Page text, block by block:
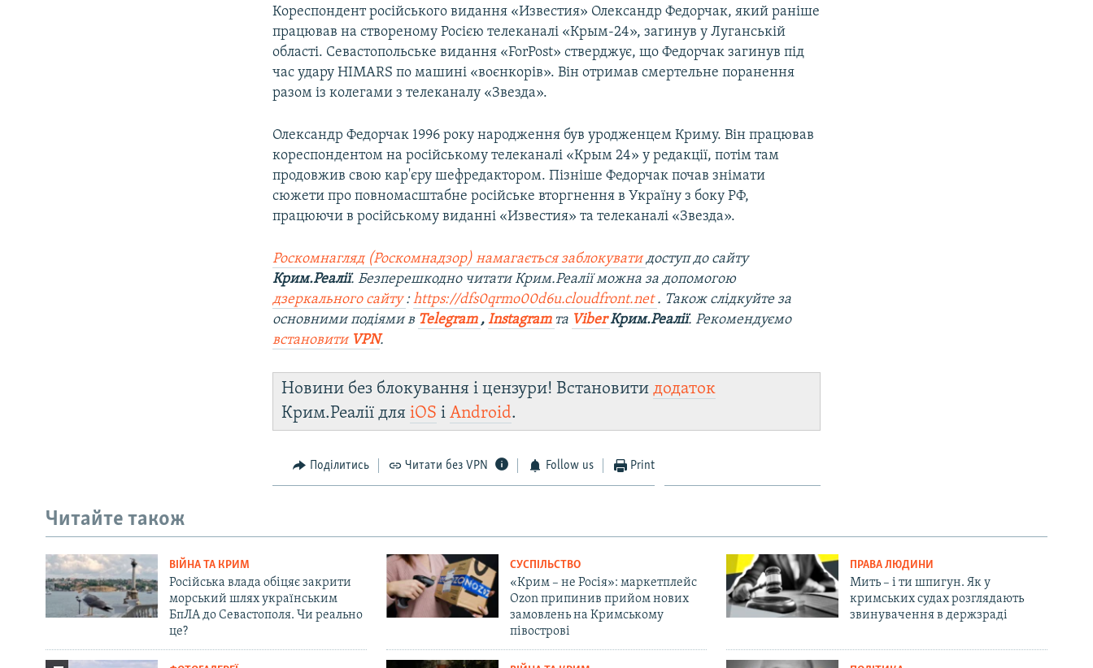
Кореспондент російського видання «Известия» Олександр Федорчак, який раніше
працював на створеному Росією телеканалі «Крым-24», загинув у Луганській
області. Севастопольське видання «ForPost» стверджує, що Федорчак загинув під
час удару HIMARS по машині «воєнкорів». Він отримав смертельне поранення
разом із колегами з телеканалу «Звезда».
Олександр Федорчак 1996 року народження був уродженцем Криму. Він працював
кореспондентом на російському телеканалі «Крым 24» у редакції, потім там
продовжив свою кар'єру шефредактором. Пізніше Федорчак почав знімати
сюжети про повномасштабне російське вторгнення в Україну з боку РФ,
працюючи в російському виданні «Известия» та телеканалі «Звезда».
Роскомнагляд (Роскомнадзор) намагається заблокувати доступ до сайту
Крим.Реалії. Безперешкодно читати Крим.Реалії можна за допомогою
дзеркального сайту :https://dfs0qrmo00d6u.cloudfront.net . Також слідкуйте за
основними подіями в Telegram ,Instagram та Viber Крим.Реалії. Рекомендуємо
встановити VPN.
Новини без блокування і цензури! Встановитидодаток
Крим.Реалії дляiOS іAndroid.
Поділитись Читати без VPN Follow us Print
Читайте також
ВІЙНА ТА КРИМ
Російська влада обіцяє закрити
морський шлях українським
БпЛА до Севастополя. Чи реально
це?
СУСПІЛЬСТВО
«Крим – не Росія»: маркетплейс
Ozon припинив прийом нових
замовлень на Кримському
півострові
ПРАВА ЛЮДИНИ
Мить – і ти шпигун. Як у
кримських судах розглядають
звинувачення в держзраді